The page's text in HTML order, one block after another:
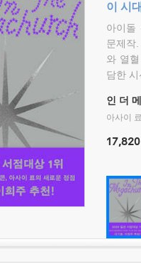
이 시
아이돌
문제작
와 열
담한
인 더
아사이
17,820